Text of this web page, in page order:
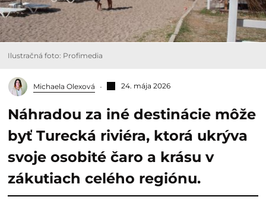
Ilustračná foto: Profimedia
Michaela Olexová 24. mája 2026
Náhradou za iné destinácie môže
byť Turecká riviéra, ktorá ukrýva
svoje osobité čaro a krásu v
zákutiach celého regiónu.